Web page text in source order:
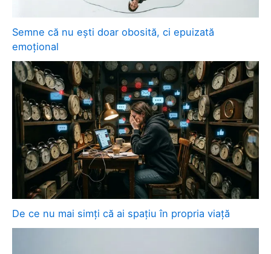
Semne că nu ești doar obosită, ci epuizată
emoțional
De ce nu mai simți că ai spațiu în propria viață